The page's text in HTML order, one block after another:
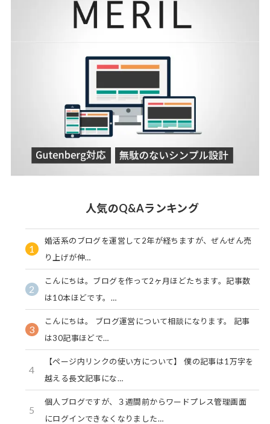
人気のQ&Aランキング
1
婚活系のブログを運営して2年が経ちますが、ぜんぜん売
り上げが伸…
2
こんにちは。ブログを作って2ヶ月ほどたちます。記事数
は10本ほどです。…
3
こんにちは。 ブログ運営について相談になります。 記事
は30記事ほどで…
4
【ページ内リンクの使い方について】 僕の記事は1万字を
越える長文記事にな…
5
個人ブログですが、３週間前からワードプレス管理画面
にログインできなくなりました…